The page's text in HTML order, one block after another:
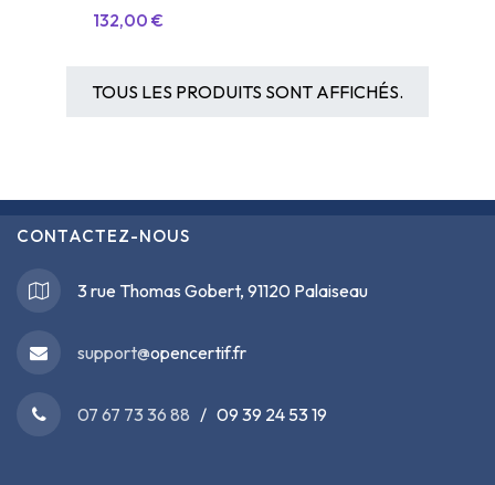
132,00 €
TOUS LES PRODUITS SONT AFFICHÉS.
CONTACTEZ-NOUS
3 rue Thomas Gobert, 91120 Palaiseau
support@opencertif.fr
07 67 73 36 88 / 09 39 24 53 19